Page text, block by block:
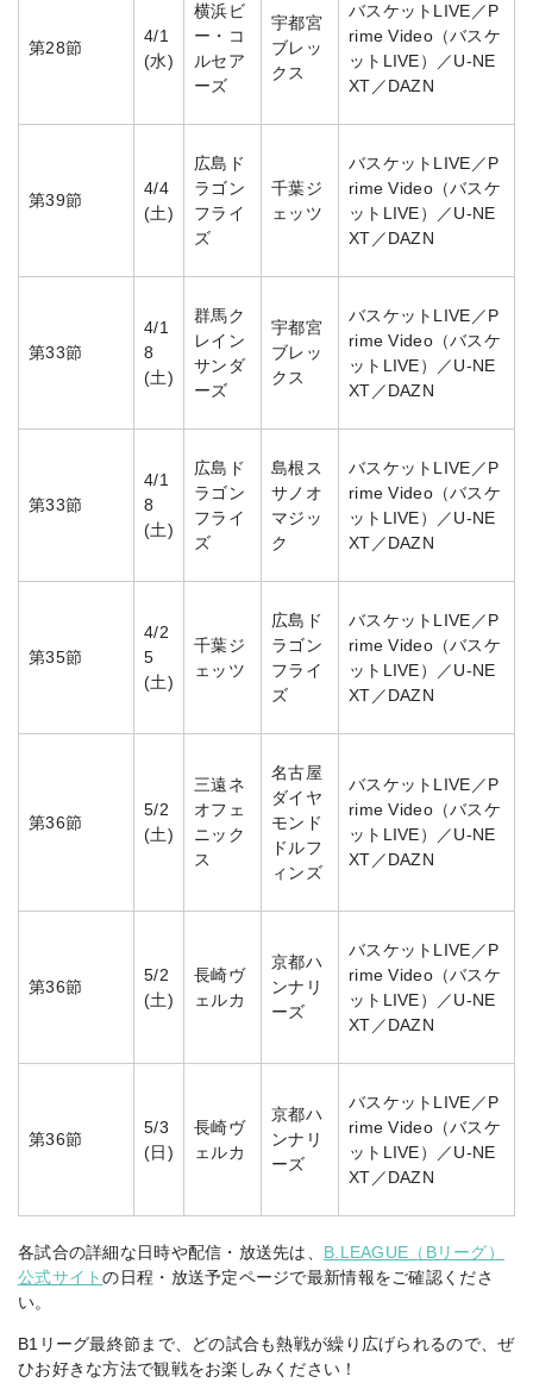
第28節
4/1
(水)
横浜ビ
ー・コ
ルセア
ーズ
宇都宮
ブレッ
クス
バスケットLIVE／P
rime Video（バスケ
ットLIVE）／U-NE
XT／DAZN
第39節
4/4
(土)
広島ド
ラゴン
フライ
ズ
千葉ジ
ェッツ
バスケットLIVE／P
rime Video（バスケ
ットLIVE）／U-NE
XT／DAZN
第33節
4/1
8
(土)
群馬ク
レイン
サンダ
ーズ
宇都宮
ブレッ
クス
バスケットLIVE／P
rime Video（バスケ
ットLIVE）／U-NE
XT／DAZN
第33節
4/1
8
(土)
広島ド
ラゴン
フライ
ズ
島根ス
サノオ
マジッ
ク
バスケットLIVE／P
rime Video（バスケ
ットLIVE）／U-NE
XT／DAZN
第35節
4/2
5
(土)
千葉ジ
ェッツ
広島ド
ラゴン
フライ
ズ
バスケットLIVE／P
rime Video（バスケ
ットLIVE）／U-NE
XT／DAZN
第36節
5/2
(土)
三遠ネ
オフェ
ニック
ス
名古屋
ダイヤ
モンド
ドルフ
ィンズ
バスケットLIVE／P
rime Video（バスケ
ットLIVE）／U-NE
XT／DAZN
第36節
5/2
(土)
長崎ヴ
ェルカ
京都ハ
ンナリ
ーズ
バスケットLIVE／P
rime Video（バスケ
ットLIVE）／U-NE
XT／DAZN
第36節
5/3
(日)
長崎ヴ
ェルカ
京都ハ
ンナリ
ーズ
バスケットLIVE／P
rime Video（バスケ
ットLIVE）／U-NE
XT／DAZN
各試合の詳細な日時や配信・放送先は、
B.LEAGUE（Bリーグ）
公式サイトの日程・放送予定ページで最新情報をご確認くださ
い。
B1リーグ最終節まで、どの試合も熱戦が繰り広げられるので、ぜ
ひお好きな方法で観戦をお楽しみください！